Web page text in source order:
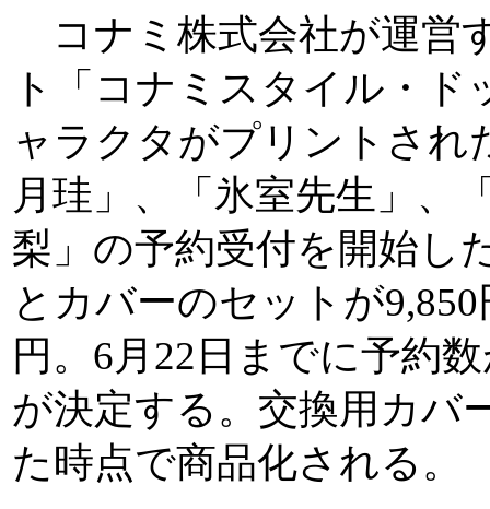
コナミ株式会社が運営
ト「コナミスタイル・
ャラクタがプリントされ
月珪」、「氷室先生」、
梨」の予約受付を開始し
とカバーのセットが
円。6月22日までに予約
が決定する。交換用カバ
た時点で商品化される。